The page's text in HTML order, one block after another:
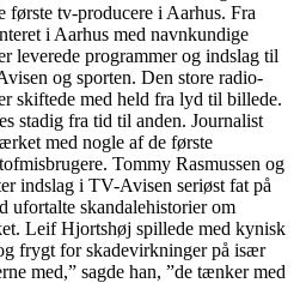
første tv-producere i Aarhus. Fra
i Aarhus med navnkundige
leverede programmer og indslag til
og sporten. Den store radio-
skiftede med held fra lyd til billede.
stadig fra tid til anden. Journalist
med nogle af de første
Tommy Rasmussen og
indslag i TV-Avisen seriøst fat på
ufortalte skandalehistorier om
Leif Hjortshøj spillede med kynisk
frygt for skadevirkninger på især
med,” sagde han, ”de tænker med